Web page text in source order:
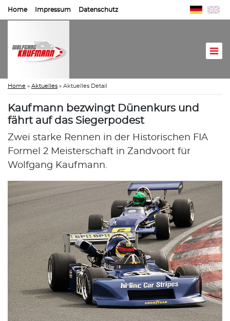
Home Impressum Datenschutz
Home » Aktuelles » Aktuelles Detail
Kaufmann bezwingt Dünenkurs und
fährt auf das Siegerpodest
Zwei starke Rennen in der Historischen FIA
Formel 2 Meisterschaft in Zandvoort für
Wolfgang Kaufmann.